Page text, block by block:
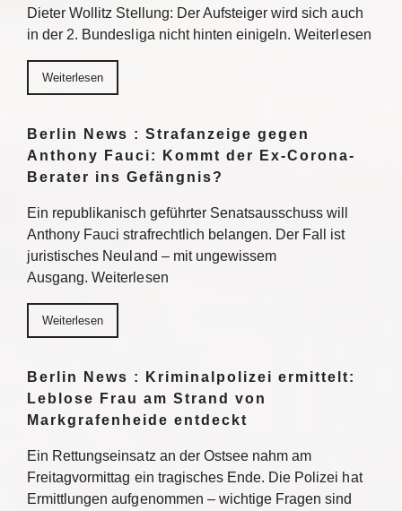
Dieter Wollitz Stellung: Der Aufsteiger wird sich auch
in der 2. Bundesliga nicht hinten einigeln. Weiterlesen
Weiterlesen
Berlin News : Strafanzeige gegen
Anthony Fauci: Kommt der Ex-Corona-
Berater ins Gefängnis?
Ein republikanisch geführter Senatsausschuss will
Anthony Fauci strafrechtlich belangen. Der Fall ist
juristisches Neuland – mit ungewissem
Ausgang. Weiterlesen
Weiterlesen
Berlin News : Kriminalpolizei ermittelt:
Leblose Frau am Strand von
Markgrafenheide entdeckt
Ein Rettungseinsatz an der Ostsee nahm am
Freitagvormittag ein tragisches Ende. Die Polizei hat
Ermittlungen aufgenommen – wichtige Fragen sind